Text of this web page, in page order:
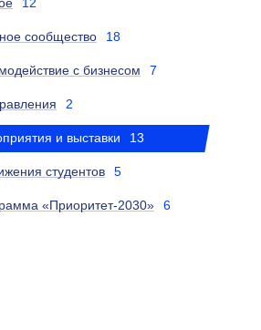
сообщество 18
с бизнесом 7
2
и выставки 13
студентов 5
«Приоритет-2030» 6